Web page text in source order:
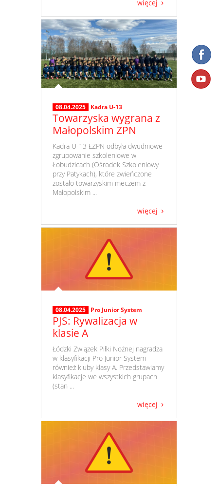
więcej
08.04.2025 Kadra U-13
Towarzyska wygrana z
Małopolskim ZPN
​ Kadra U-13 ŁZPN odbyła dwudniowe
zgrupowanie szkoleniowe w
Łobudzicach (Ośrodek Szkoleniowy
przy Patykach), które zwieńczone
zostało towarzyskim meczem z
Małopolskim ...
więcej
08.04.2025 Pro Junior System
PJS: Rywalizacja w
klasie A
​ Łódzki Związek Piłki Nożnej nagradza
w klasyfikacji Pro Junior System
również kluby klasy A. Przedstawiamy
klasyfikacje we wszystkich grupach
(stan ...
więcej